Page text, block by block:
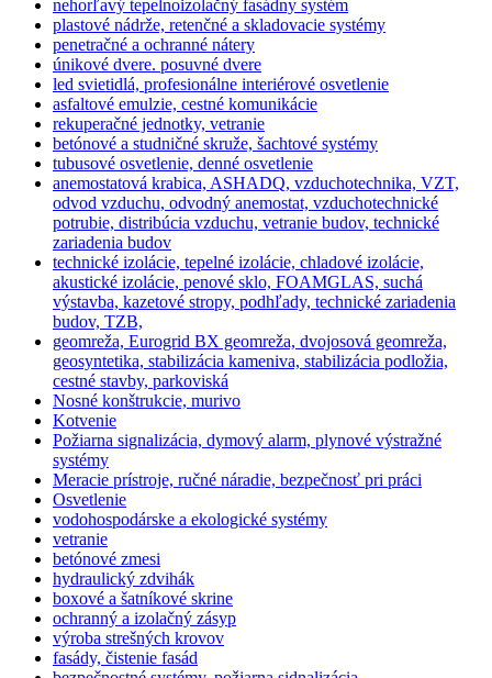
nehorľavý tepelnoizolačný fasádny systém
plastové nádrže, retenčné a skladovacie systémy
penetračné a ochranné nátery
únikové dvere. posuvné dvere
led svietidlá, profesionálne interiérové osvetlenie
asfaltové emulzie, cestné komunikácie
rekuperačné jednotky, vetranie
betónové a studničné skruže, šachtové systémy
tubusové osvetlenie, denné osvetlenie
anemostatová krabica, ASHADQ, vzduchotechnika, VZT,
odvod vzduchu, odvodný anemostat, vzduchotechnické
potrubie, distribúcia vzduchu, vetranie budov, technické
zariadenia budov
technické izolácie, tepelné izolácie, chladové izolácie,
akustické izolácie, penové sklo, FOAMGLAS, suchá
výstavba, kazetové stropy, podhľady, technické zariadenia
budov, TZB,
geomreža, Eurogrid BX geomreža, dvojosová geomreža,
geosyntetika, stabilizácia kameniva, stabilizácia podložia,
cestné stavby, parkoviská
Nosné konštrukcie, murivo
Kotvenie
Požiarna signalizácia, dymový alarm, plynové výstražné
systémy
Meracie prístroje, ručné náradie, bezpečnosť pri práci
Osvetlenie
vodohospodárske a ekologické systémy
vetranie
betónové zmesi
hydraulický zdvihák
boxové a šatníkové skrine
ochranný a izolačný zásyp
výroba strešných krovov
fasády, čistenie fasád